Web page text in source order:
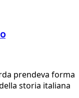
prendeva forma
storia italiana